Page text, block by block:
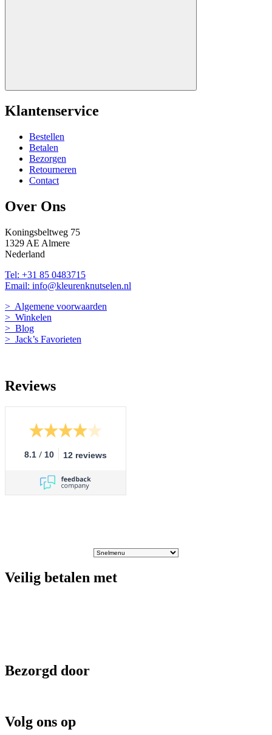
Klantenservice
Bestellen
Betalen
Bezorgen
Retourneren
Contact
Over Ons
Koningsbeltweg 75
1329 AE Almere
Nederland
Tel: +31 85 0483715
Email: info@kleurenknutselen.nl
> Algemene voorwaarden
> Winkelen
> Blog
> Jack’s Favorieten
Reviews
8.1 / 10 12 reviews
Veilig betalen met
Bezorgd door
Volg ons op